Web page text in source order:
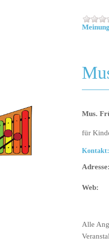
Mus.
für
Kontakt:
Adresse:
Web:
Alle